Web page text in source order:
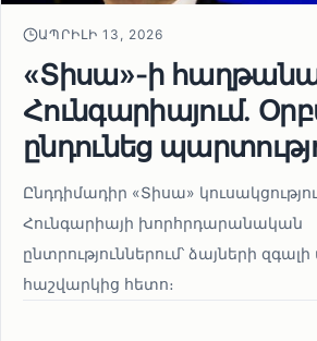
ԱՊՐԻԼԻ 13, 2026
«Տիսա»-ի
Հունգարիայում․
ընդունեց
Ընդդիմադիր «Տիսա»
Հունգարիայի խորհրդարանական
ընտրություններում՝ ձայների
հաշվարկից հետո։